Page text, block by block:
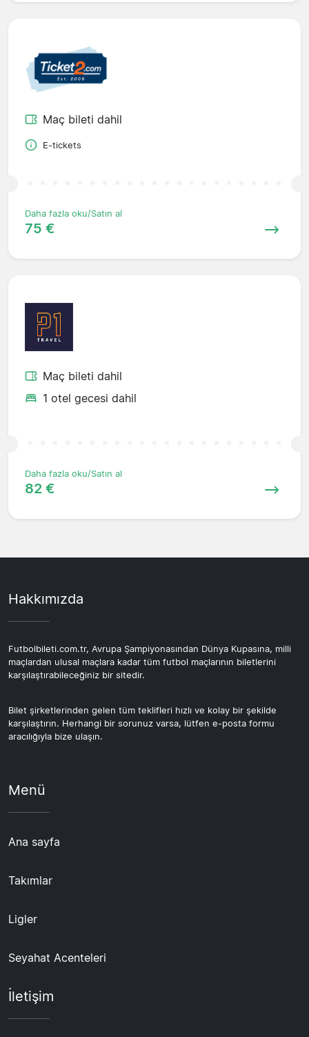
Maç bileti dahil
E-tickets
Daha fazla oku/Satın al
75 €
Maç bileti dahil
1 otel gecesi dahil
Daha fazla oku/Satın al
82 €
Hakkımızda
Futbolbileti.com.tr, Avrupa Şampiyonasından Dünya Kupasına, milli
maçlardan ulusal maçlara kadar tüm futbol maçlarının biletlerini
karşılaştırabileceğiniz bir sitedir.
Bilet şirketlerinden gelen tüm teklifleri hızlı ve kolay bir şekilde
karşılaştırın. Herhangi bir sorunuz varsa, lütfen e-posta formu
aracılığıyla bize ulaşın.
Menü
Ana sayfa
Takımlar
Ligler
Seyahat Acenteleri
İletişim